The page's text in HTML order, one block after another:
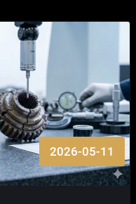
2026-05-11